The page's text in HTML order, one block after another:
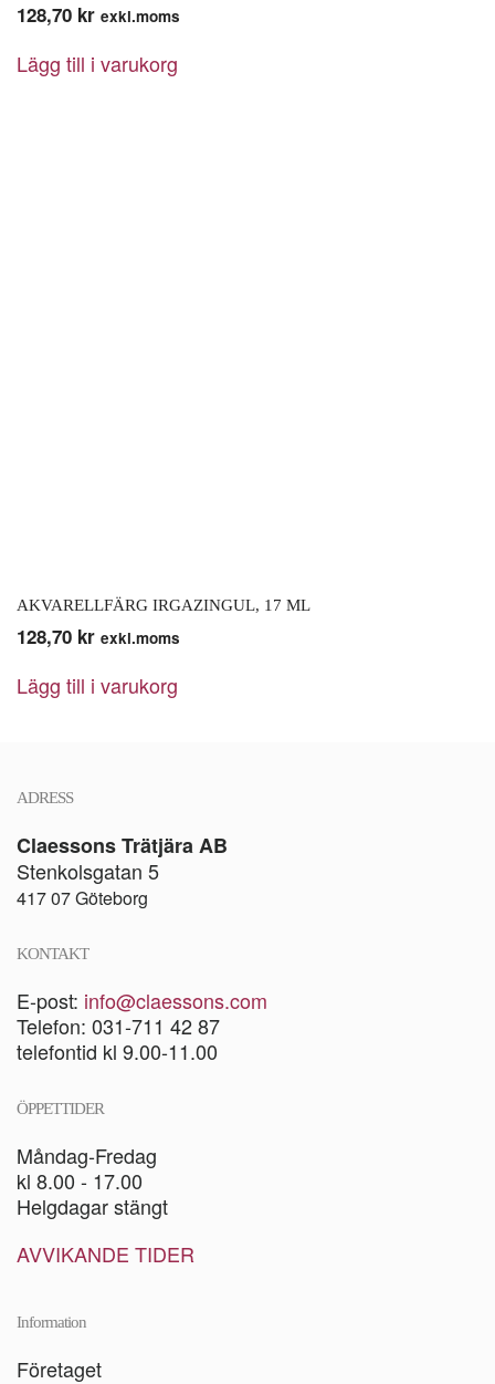
128,70 kr exkl.moms
Lägg till i varukorg
AKVARELLFÄRG IRGAZINGUL, 17 ML
128,70 kr exkl.moms
Lägg till i varukorg
ADRESS
Claessons Trätjära AB
Stenkolsgatan 5
417 07 Göteborg
KONTAKT
E-post: info@claessons.com
Telefon: 031-711 42 87
telefontid kl 9.00-11.00
ÖPPETTIDER
Måndag-Fredag
kl 8.00 - 17.00
Helgdagar stängt
AVVIKANDE TIDER
Information
Företaget